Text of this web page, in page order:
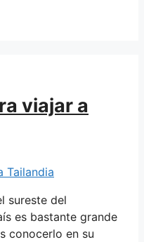
viajar a
sureste del
es bastante grande
conocerlo en su